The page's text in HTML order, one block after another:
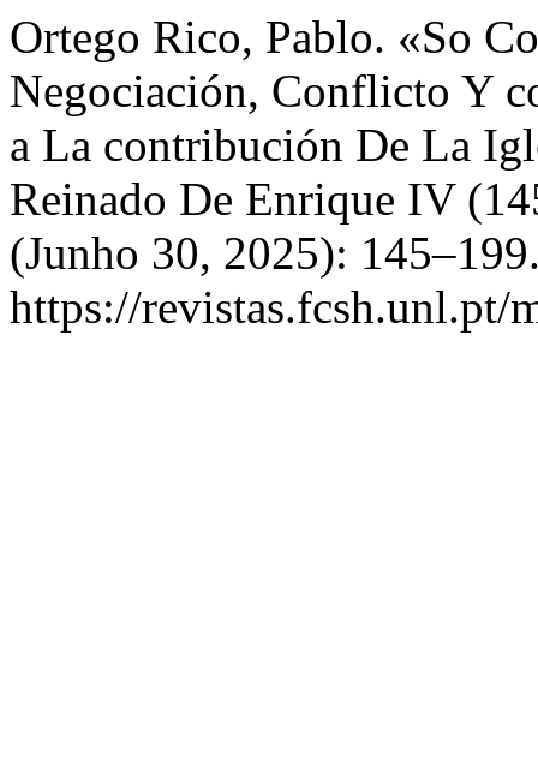
Ortego Rico, Pablo. «So
Negociación, Conflicto Y
a La contribución De La
Reinado De Enrique IV
(Junho 30, 2025):
https://revistas.fcsh.unl.pt/